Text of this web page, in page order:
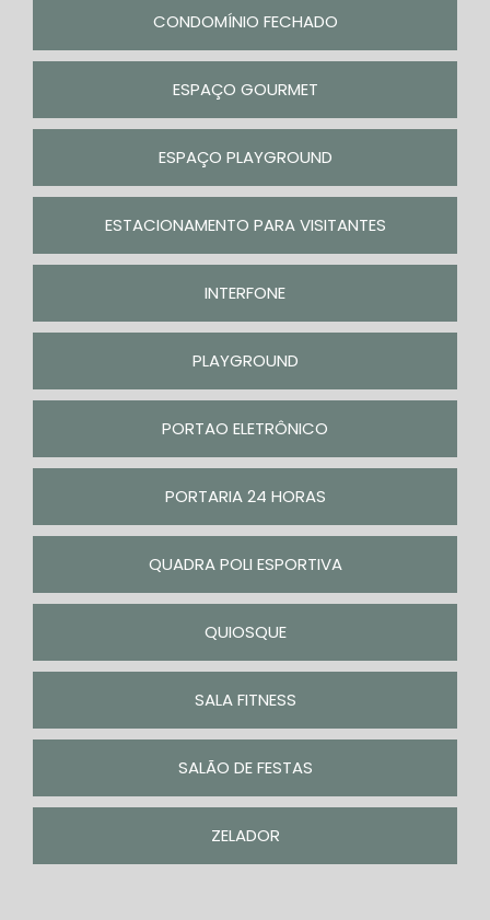
CONDOMÍNIO FECHADO
ESPAÇO GOURMET
ESPAÇO PLAYGROUND
ESTACIONAMENTO PARA VISITANTES
INTERFONE
PLAYGROUND
PORTAO ELETRÔNICO
PORTARIA 24 HORAS
QUADRA POLI ESPORTIVA
QUIOSQUE
SALA FITNESS
SALÃO DE FESTAS
ZELADOR